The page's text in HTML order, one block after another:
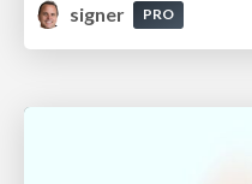
signer
PRO